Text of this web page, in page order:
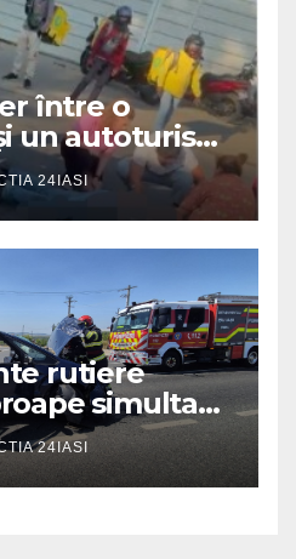
între o
un autoturism
24IASI
rutiere
simultan
centură a
24IASI